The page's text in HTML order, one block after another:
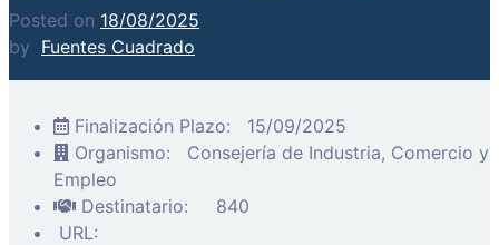
Posted on 18/08/2025
by Fuentes Cuadrado
Finalización Plazo:
15/09/2025
Organismo:
Consejería de Industria, Comercio y
Empleo
Destinatario:
840
URL: